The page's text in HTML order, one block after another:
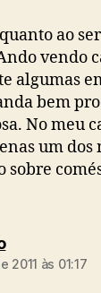
ao
vendo
algumas
bem
No meu
um dos
sobre
diz:
2011 às 01:17